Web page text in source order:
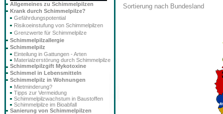
Sortierung nach Bundesland
Allgemeines zu Schimmelpilzen
Krank durch Schimmelpilze?
Gefährdungspotential
Risikoeinstufung von Schimmelpilzen
Grenzwerte für Schimmelpilze
Schimmelpilzallergie
Schimmelpilz
Einteilung in Gattungen - Arten
Materialzerstörung durch Schimmelpilze
Schimmelpilzgift Mykotoxine
Schimmel in Lebensmitteln
Schimmelpilz in Wohnungen
Mietminderung?
Tipps zur Vermeidung
Schimmelpilzwachstum in Baustoffen
Schimmelpilze im Bioabfall
Sanierung von Schimmelpilzen